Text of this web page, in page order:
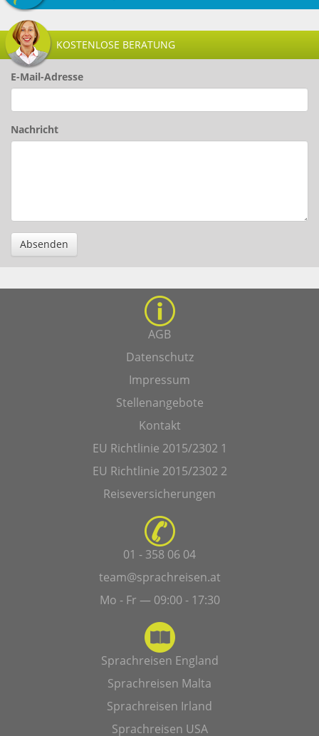
KOSTENLOSE BERATUNG
E-Mail-Adresse
Nachricht
Absenden
AGB
Datenschutz
Impressum
Stellenangebote
Kontakt
EU Richtlinie 2015/2302 1
EU Richtlinie 2015/2302 2
Reiseversicherungen
01 - 358 06 04
team@sprachreisen.at
Mo - Fr — 09:00 - 17:30
Sprachreisen England
Sprachreisen Malta
Sprachreisen Irland
Sprachreisen USA